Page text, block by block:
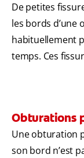
De petites
les bords d’une
habituellement
temps. Ces
Obturations
Une obturation
son bord n’est